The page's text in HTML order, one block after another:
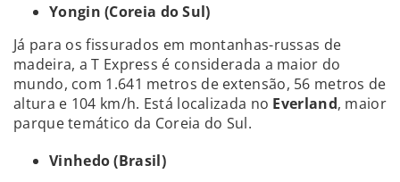
Yongin (Coreia do Sul)
Já para os fissurados em montanhas-russas de
madeira, a T Express é considerada a maior do
mundo, com 1.641 metros de extensão, 56 metros de
altura e 104 km/h. Está localizada no Everland, maior
parque temático da Coreia do Sul.
Vinhedo (Brasil)